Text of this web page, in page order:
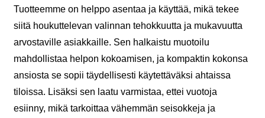
Tuotteemme on helppo asentaa ja käyttää, mikä tekee
siitä houkuttelevan valinnan tehokkuutta ja mukavuutta
arvostaville asiakkaille. Sen halkaistu muotoilu
mahdollistaa helpon kokoamisen, ja kompaktin kokonsa
ansiosta se sopii täydellisesti käytettäväksi ahtaissa
tiloissa. Lisäksi sen laatu varmistaa, ettei vuotoja
esiinny, mikä tarkoittaa vähemmän seisokkeja ja